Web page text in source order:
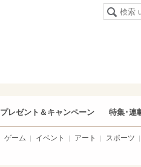
プレゼント＆キャンペーン 特集･連
ゲーム イベント アート スポーツ